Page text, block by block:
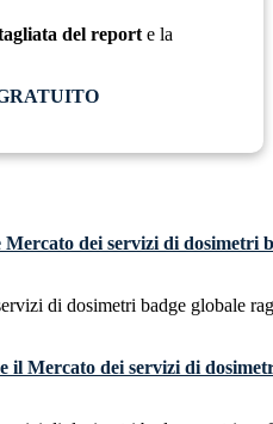
del report e la
Mercato dei servizi di dosimetri
di dosimetri badge globale
il Mercato dei servizi di